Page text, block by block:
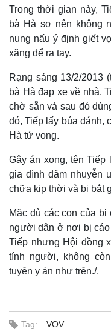
Trong thời gian này,
bà Hà sợ nên không
nung nấu ý định giết
xăng để ra tay.
Rạng sáng 13/2/2013
bà Hà đạp xe về nhà.
chờ sẵn và sau đó
đó, Tiếp lấy búa đánh,
Hà tử vong.
Gây án xong, tên Tiếp
gia đình đâm nhuyễn
chữa kịp thời và bị bắt
Mặc dù các con của
người dân ở nơi bị
Tiếp nhưng Hội đồng
tính người, không
tuyên y án như trên./.
Tag: VOV